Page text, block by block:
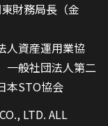
財務局長（金
人資産運用業協
一般社団法人第二
本STO協会
LTD. ALL